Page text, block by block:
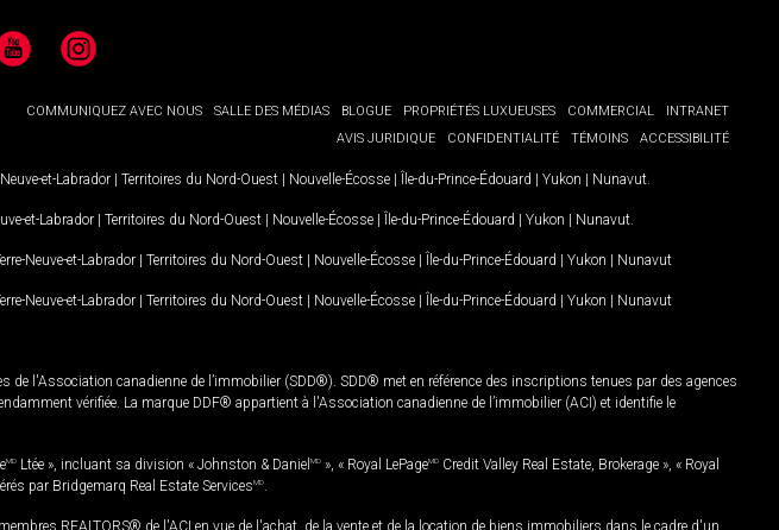
Instagram
COMMUNIQUEZ AVEC NOUS SALLE DES MÉDIAS BLOGUE PROPRIÉTÉS LUXUEUSES COMMERCIAL
INTRANET
AVIS JURIDIQUE
CONFIDENTIALITÉ TÉMOINS ACCESSIBILITÉ
et-Labrador | Territoires du Nord-Ouest | Nouvelle-Écosse | Île-du-Prince-Édouard | Yukon | Nunavut
et-Labrador | Territoires du Nord-Ouest | Nouvelle-Écosse | Île-du-Prince-Édouard | Yukon | Nunavut
Neuve-et-Labrador | Territoires du Nord-Ouest | Nouvelle-Écosse | Île-du-Prince-Édouard | Yukon | Nunavut
Neuve-et-Labrador | Territoires du Nord-Ouest | Nouvelle-Écosse | Île-du-Prince-Édouard | Yukon | Nunavut
de l'Association canadienne de l’immobilier (SDD®). SDD® met en référence des inscriptions tenues par des agences
vérifiée. La marque DDF® appartient à l'Association canadienne de l’immobilier (ACI) et identifie le
MD Ltée », incluant sa division « Johnston & Daniel MD », « Royal LePageMD Credit Valley Real Estate, Brokerage », « Royal
par Bridgemarq Real Estate ServicesMD
REALTORS® de l'ACI en vue de l'achat, de la vente et de la location de biens immobiliers dans le cadre d'un